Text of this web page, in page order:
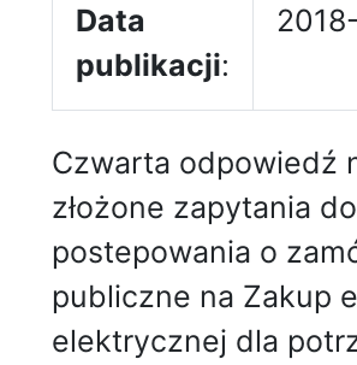
Data
publikacji:
Czwarta odpowiedź
złożone zapytania do
postepowania o
publiczne na Zakup
elektrycznej dla